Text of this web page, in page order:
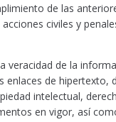
de las
civiles y
veracidad de la
de
intelectual,
en vigor, así